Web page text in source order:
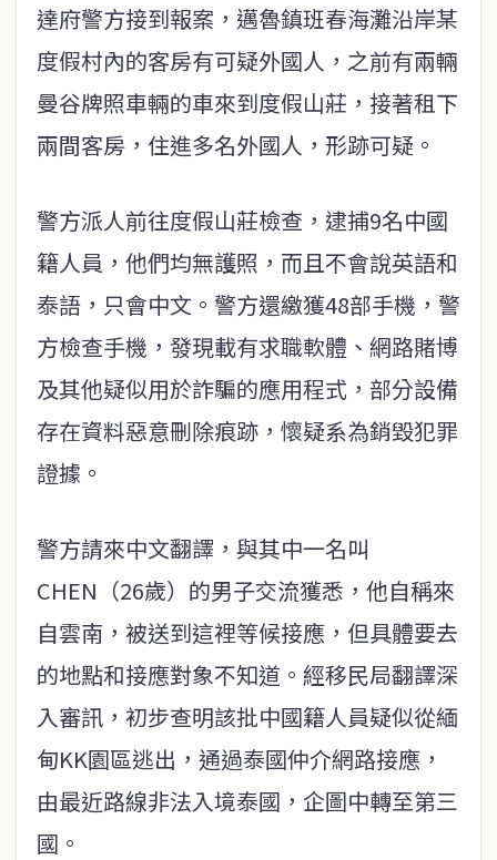
達府警方接到報案，邁魯鎮班春海灘沿岸某
度假村內的客房有可疑外國人，之前有兩輛
曼谷牌照車輛的車來到度假山莊，接著租下
兩間客房，住進多名外國人，形跡可疑。
警方派人前往度假山莊檢查，逮捕9名中國
籍人員，他們均無護照，而且不會說英語和
泰語，只會中文。警方還繳獲48部手機，警
方檢查手機，發現載有求職軟體、網路賭博
及其他疑似用於詐騙的應用程式，部分設備
存在資料惡意刪除痕跡，懷疑系為銷毀犯罪
證據。
警方請來中文翻譯，與其中一名叫
CHEN（26歲）的男子交流獲悉，他自稱來
自雲南，被送到這裡等候接應，但具體要去
的地點和接應對象不知道。經移民局翻譯深
入審訊，初步查明該批中國籍人員疑似從緬
甸KK園區逃出，通過泰國仲介網路接應，
由最近路線非法入境泰國，企圖中轉至第三
國。